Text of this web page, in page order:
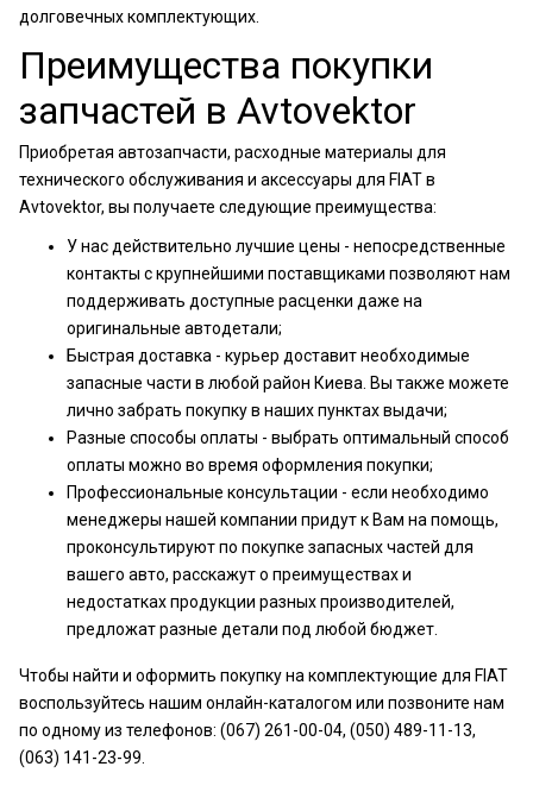
долговечных комплектующих.
Преимущества покупки
запчастей в Avtovektor
Приобретая автозапчасти, расходные материалы для
технического обслуживания и аксессуары для FIAT в
Avtovektor, вы получаете следующие преимущества:
У нас действительно лучшие цены - непосредственные
контакты с крупнейшими поставщиками позволяют нам
поддерживать доступные расценки даже на
оригинальные автодетали;
Быстрая доставка - курьер доставит необходимые
запасные части в любой район Киева. Вы также можете
лично забрать покупку в наших пунктах выдачи;
Разные способы оплаты - выбрать оптимальный способ
оплаты можно во время оформления покупки;
Профессиональные консультации - если необходимо
менеджеры нашей компании придут к Вам на помощь,
проконсультируют по покупке запасных частей для
вашего авто, расскажут о преимуществах и
недостатках продукции разных производителей,
предложат разные детали под любой бюджет.
Чтобы найти и оформить покупку на комплектующие для FIAT
воспользуйтесь нашим онлайн-каталогом или позвоните нам
по одному из телефонов: (067) 261-00-04, (050) 489-11-13,
(063) 141-23-99.